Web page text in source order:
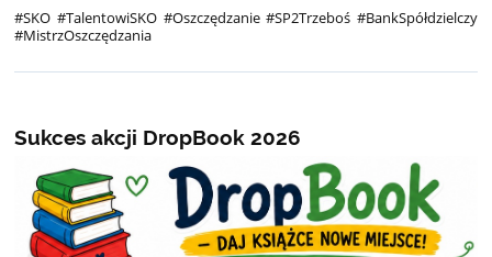
#SKO #TalentowiSKO #Oszczędzanie #SP2Trzeboś #BankSpółdzielczy
#MistrzOszczędzania
Sukces akcji DropBook 2026